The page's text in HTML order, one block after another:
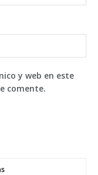
y web en este
comente.